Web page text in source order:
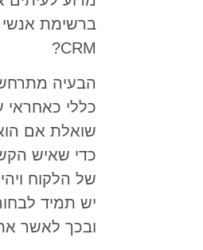
ברשימת
CRM?
הבעיה
כללי כאחראי
שואלת אם
כדי שאיש
של הלקוח
יש תמיד
ובכך לאשר